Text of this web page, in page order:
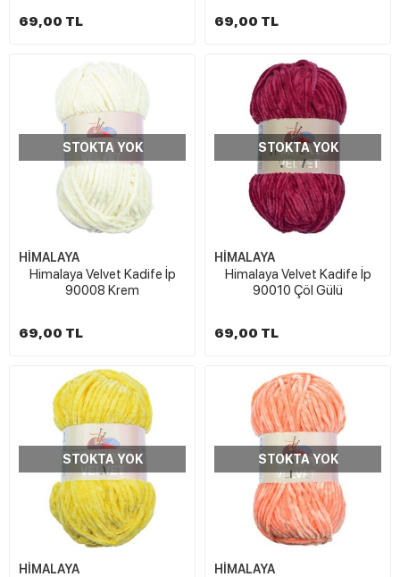
69,00 TL 69,00 TL
STOKTA YOK
HİMALAYA
Himalaya Velvet Kadife İp
90008 Krem
69,00 TL
STOKTA YOK
HİMALAYA
Himalaya Velvet Kadife İp
90010 Çöl Gülü
69,00 TL
STOKTA YOK
HİMALAYA
STOKTA YOK
HİMALAYA